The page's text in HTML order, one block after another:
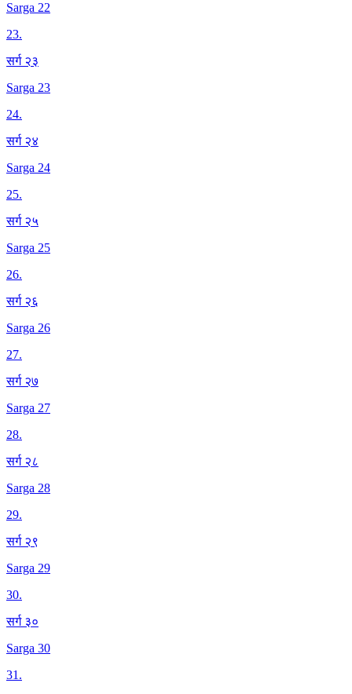
Sarga 22
23.
सर्ग २३
Sarga 23
24.
सर्ग २४
Sarga 24
25.
सर्ग २५
Sarga 25
26.
सर्ग २६
Sarga 26
27.
सर्ग २७
Sarga 27
28.
सर्ग २८
Sarga 28
29.
सर्ग २९
Sarga 29
30.
सर्ग ३०
Sarga 30
31.